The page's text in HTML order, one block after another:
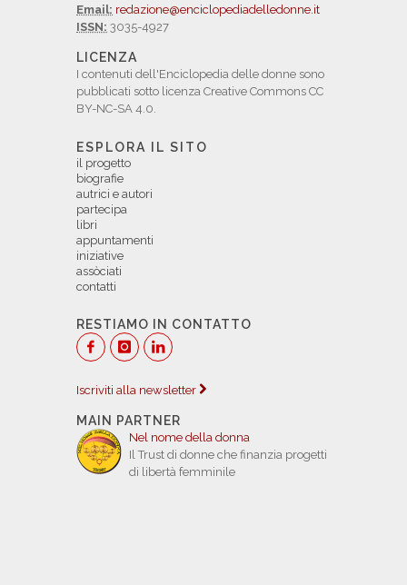
Email: redazione@enciclopediadelledonne.it
ISSN: 3035-4927
LICENZA
I contenuti dell'Enciclopedia delle donne sono
pubblicati sotto licenza Creative Commons CC
BY-NC-SA 4.0.
ESPLORA IL SITO
il progetto
biografie
autrici e autori
partecipa
libri
appuntamenti
iniziative
assòciati
contatti
RESTIAMO IN CONTATTO
Iscriviti alla newsletter
MAIN PARTNER
Nel nome della donna
Il Trust di donne che finanzia progetti
di libertà femminile